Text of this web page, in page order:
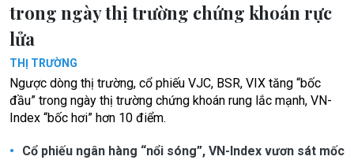
trong ngày thị trường chứng khoán rực
lửa
THỊ TRƯỜNG
Ngược dòng thị trường, cổ phiếu VJC, BSR, VIX tăng “bốc
đầu” trong ngày thị trường chứng khoán rung lắc mạnh, VN-
Index “bốc hơi” hơn 10 điểm.
Cổ phiếu ngân hàng “nổi sóng”, VN-Index vươn sát mốc